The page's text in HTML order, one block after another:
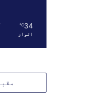
34
℃
اتوار